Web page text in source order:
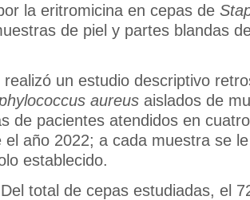
la eritromicina en cepas de
de piel y partes blandas
realizó un estudio descriptivo
aureus aislados de
de pacientes atendidos en
el año 2022; a cada muestra se
establecido.
Del total de cepas estudiadas, el